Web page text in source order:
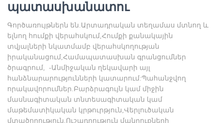
պատասխանատու
Գործառույթներն են.Արտադրական տեղամաս մտնող և
ելնող հումքի վերահսկում,Հումքի քանակային
տվյալների նկատմամբ վերահսկողության
իրականացում,Համապատասխան գրանցումներ
ծրագրում, -Անմիջական ղեկավարի այլ
հանձնարարությունների կատարում:Պահանջվող
որակավորումներ.Բարձրագույն կամ միջին
մասնագիտական տնտեսագիտական կամ
մաթեմատիկական կրթուրթյուն,Վերլուծական
մտածողություն,Ուշադրություն մանրուքների